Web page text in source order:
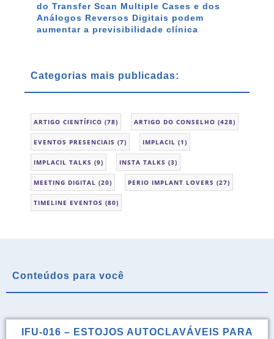
do Transfer Scan Multiple Cases e dos
Análogos Reversos Digitais podem
aumentar a previsibilidade clínica
Categorias mais publicadas:
ARTIGO CIENTÍFICO (78) ARTIGO DO CONSELHO (428)
EVENTOS PRESENCIAIS (7) IMPLACIL (1)
IMPLACIL TALKS (9) INSTA TALKS (3)
MEETING DIGITAL (20) PERIO IMPLANT LOVERS (27)
TIMELINE EVENTOS (80)
Conteúdos para você
IFU-016 – ESTOJOS AUTOCLAVÁVEIS PARA